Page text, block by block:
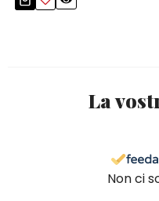
La
Non ci